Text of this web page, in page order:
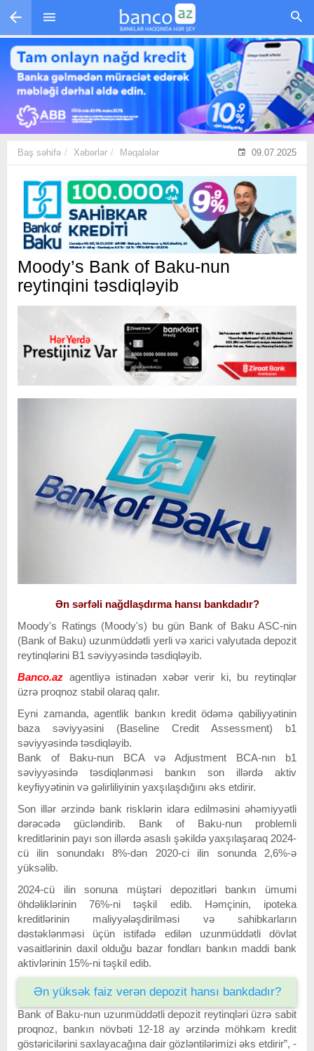
Skip to main content
Baş səhifə Xəbərlər Məqalələr 09.07.2025
Moody’s Bank of Baku-nun
reytinqini təsdiqləyib
Ən sərfəli nağdlaşdırma hansı bankdadır?
Moody's Ratings (Moody's) bu gün Bank of Baku ASC-nin
(Bank of Baku) uzunmüddətli yerli və xarici valyutada depozit
reytinqlərini B1 səviyyəsində təsdiqləyib.
Banco.az agentliyə istinadən xəbər verir ki, bu reytinqlər
üzrə proqnoz stabil olaraq qalır.
Eyni zamanda, agentlik bankın kredit ödəmə qabiliyyətinin
baza səviyyəsini (Baseline Credit Assessment) b1
səviyyəsində təsdiqləyib.
Bank of Baku-nun BCA və Adjustment BCA-nın b1
səviyyəsində təsdiqlənməsi bankın son illərdə aktiv
keyfiyyətinin və gəlirliliyinin yaxşılaşdığını əks etdirir.
Son illər ərzində bank risklərin idarə edilməsini əhəmiyyətli
dərəcədə gücləndirib. Bank of Baku-nun problemli
kreditlərinin payı son illərdə əsaslı şəkildə yaxşılaşaraq 2024-
cü ilin sonundakı 8%-dən 2020-ci ilin sonunda 2,6%-ə
yüksəlib.
2024-cü ilin sonuna müştəri depozitləri bankın ümumi
öhdəliklərinin 76%-ni təşkil edib. Həmçinin, ipoteka
kreditlərinin maliyyələşdirilməsi və sahibkarların
dəstəklənməsi üçün istifadə edilən uzunmüddətli dövlət
vəsaitlərinin daxil olduğu bazar fondları bankın maddi bank
aktivlərinin 15%-ni təşkil edib.
Ən yüksək faiz verən depozit hansı bankdadır?
Bank of Baku-nun uzunmüddətli depozit reytinqləri üzrə sabit
proqnoz, bankın növbəti 12-18 ay ərzində möhkəm kredit
göstəricilərini saxlayacağına dair gözləntilərimizi əks etdirir”, -